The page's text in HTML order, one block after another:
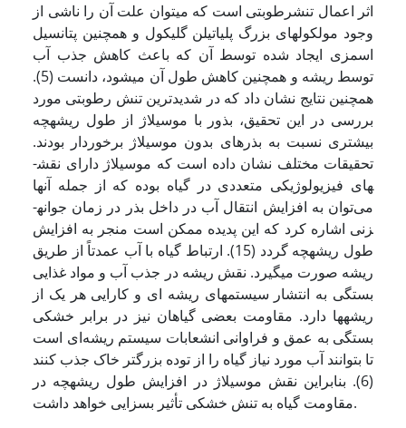
اثر اعمال تنش­رطوبتی است که می­توان علت آن را ناشی از
وجود مولکول­های بزرگ پلی­اتیلن گلیکول و همچنین پتانسیل
اسمزی ایجاد شده توسط آن که باعث کاهش جذب آب
توسط ریشه و همچنین کاهش طول آن می­شود، دانست (5).
همچنین نتایج نشان داد که در شدید­ترین تنش رطوبتی مورد
بررسی در این تحقیق، بذور با موسیلاژ از طول ریشه­چه
بیشتری نسبت به بذرهای بدون موسیلاژ برخوردار بودند.
تحقیقات مختلف نشان داده است که موسیلاژ دارای نقش­
های فیزیولوژیکی متعددی در گیاه بوده که از جمله آنها
می‌توان به افزایش انتقال آب در داخل بذر در زمان جوانه­
زنی اشاره کرد که این پدیده ممکن است منجر به افزایش
طول ریشه­چه گردد (15). ارتباط گیاه با آب عمدتاً از طریق
ریشه صورت می­گیرد. نقش ریشه در جذب آب و مواد غذایی
بستگی به انتشار سیستم­های ریشه ای و کارایی هر یک از
ریشه­ها دارد. مقاومت بعضی گیاهان نیز در برابر خشکی
بستگی به عمق و فراوانی انشعابات سیستم ریشه‌ای است
تا بتوانند آب مورد نیاز گیاه را از توده بزرگتر خاک جذب کنند
(6). بنابراین نقش موسیلاژ در افزایش طول­ ریشه­چه در
مقاومت گیاه به تنش خشکی تأثیر بسزایی خواهد داشت.